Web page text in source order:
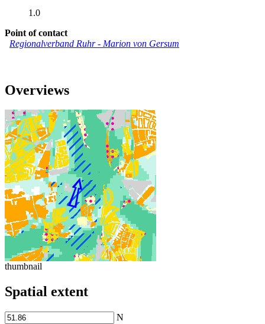
1.0
Point of contact
Regionalverband Ruhr- Marion von Gersum
Overviews
thumbnail
Spatial extent
N